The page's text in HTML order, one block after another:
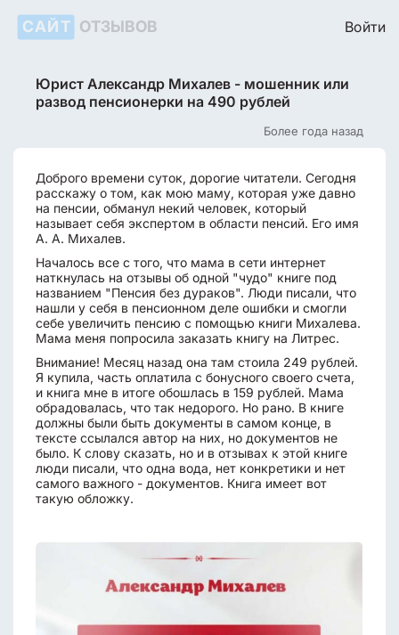
САЙТ ОТЗЫВОВ Войти
Юрист Александр Михалев - мошенник или
развод пенсионерки на 490 рублей
Более года назад
Доброго времени суток, дорогие читатели. Сегодня
расскажу о том, как мою маму, которая уже давно
на пенсии, обманул некий человек, который
называет себя экспертом в области пенсий. Его имя
А. А. Михалев.
Началось все с того, что мама в сети интернет
наткнулась на отзывы об одной "чудо" книге под
названием "Пенсия без дураков". Люди писали, что
нашли у себя в пенсионном деле ошибки и смогли
себе увеличить пенсию с помощью книги Михалева.
Мама меня попросила заказать книгу на Литрес.
Внимание! Месяц назад она там стоила 249 рублей.
Я купила, часть оплатила с бонусного своего счета,
и книга мне в итоге обошлась в 159 рублей. Мама
обрадовалась, что так недорого. Но рано. В книге
должны были быть документы в самом конце, в
тексте ссылался автор на них, но документов не
было. К слову сказать, но и в отзывах к этой книге
люди писали, что одна вода, нет конкретики и нет
самого важного - документов. Книга имеет вот
такую обложку.